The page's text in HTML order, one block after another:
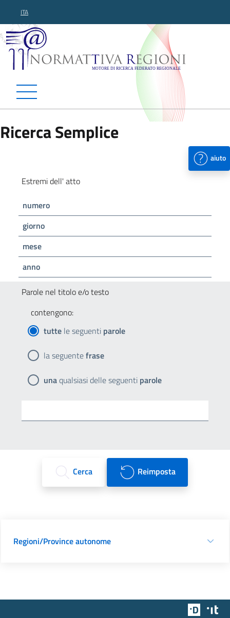
ITA
Normattiva Regioni -
Ricerca Semplice
aiuto
Estremi dell' atto
numero
giorno
mese
anno
Parole nel titolo e/o testo
contengono:
tutte le seguenti parole
la seguentefrase
unaqualsiasi delle seguenti parole
Cerca Reimposta
Regioni/Province autonome
Team